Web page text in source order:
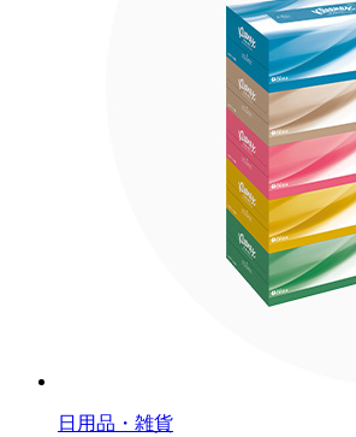
日用品・雑貨